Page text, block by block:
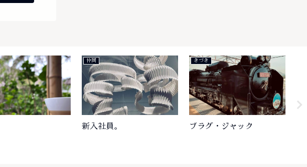
ゆとり きづき
杉皮を採る
仲間
物々交換